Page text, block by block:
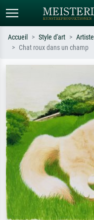
ex. Monet, Nuit étoilée,
impressionnisme, vague de
nu.
Accueil Style d'art
Chat roux dans un champ